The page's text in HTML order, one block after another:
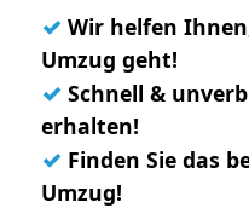
✓ Wir helfen
Umzug geht!
✓ Schnell &
erhalten!
✓ Finden Sie das
Umzug!